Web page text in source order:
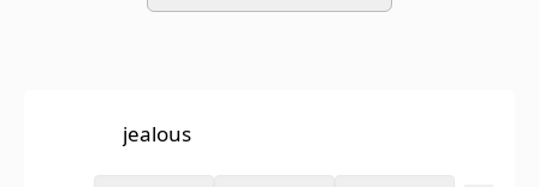
題的歌詞，更加凸顯出 I Don't Like Mondays. 獨有的風格魅力。
jealous